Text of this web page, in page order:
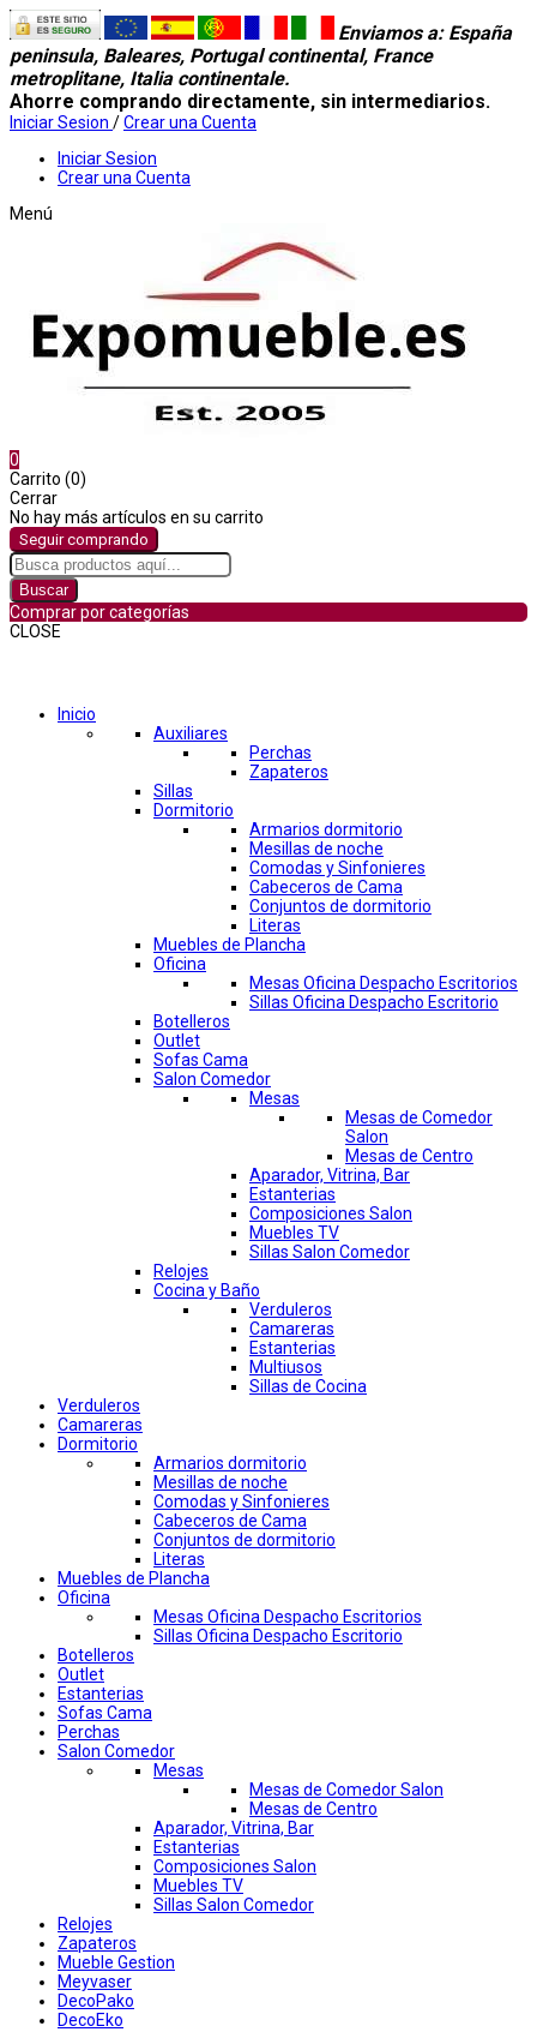
Enviamos a: España
peninsula, Baleares, Portugal continental, France
metroplitane, Italia continentale.
Ahorre comprando directamente, sin intermediarios.
Iniciar Sesion /Crear una Cuenta
Iniciar Sesion
Crear una Cuenta
Menú
0
Carrito (0)
Cerrar
No hay más artículos en su carrito
Seguir comprando
Buscar
Comprar por categorías
CLOSE
Inicio
Auxiliares
Perchas
Zapateros
Sillas
Dormitorio
Armarios dormitorio
Mesillas de noche
Comodas y Sinfonieres
Cabeceros de Cama
Conjuntos de dormitorio
Literas
Muebles de Plancha
Oficina
Mesas Oficina Despacho Escritorios
Sillas Oficina Despacho Escritorio
Botelleros
Outlet
Sofas Cama
Salon Comedor
Mesas
Mesas de Comedor
Salon
Mesas de Centro
Aparador, Vitrina, Bar
Estanterias
Composiciones Salon
Muebles TV
Sillas Salon Comedor
Relojes
Cocina y Baño
Verduleros
Camareras
Estanterias
Multiusos
Sillas de Cocina
Verduleros
Camareras
Dormitorio
Armarios dormitorio
Mesillas de noche
Comodas y Sinfonieres
Cabeceros de Cama
Conjuntos de dormitorio
Literas
Muebles de Plancha
Oficina
Mesas Oficina Despacho Escritorios
Sillas Oficina Despacho Escritorio
Botelleros
Outlet
Estanterias
Sofas Cama
Perchas
Salon Comedor
Mesas
Mesas de Comedor Salon
Mesas de Centro
Aparador, Vitrina, Bar
Estanterias
Composiciones Salon
Muebles TV
Sillas Salon Comedor
Relojes
Zapateros
Mueble Gestion
Meyvaser
DecoPako
DecoEko